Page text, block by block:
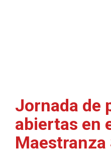
Jornada de
abiertas en
Maestranza